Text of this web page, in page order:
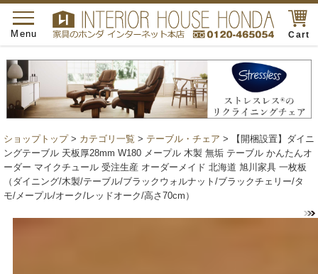
Cart
toggle
navigation
Menu
ショップトップ> カテゴリ一覧 > テーブル・チェア > 【開梱設置】ダイニ
ングテーブル 天板厚28mm W180 メープル 木製 無垢 テーブル かんたんオ
ーダー マイクチュール 受注生産 オーダーメイド 北海道 旭川家具 一枚板
（ダイニング/木製/テーブル/ブラックウォルナット/ブラックチェリー/タ
モ/メープル/オーク/レッドオーク/高さ70cm）